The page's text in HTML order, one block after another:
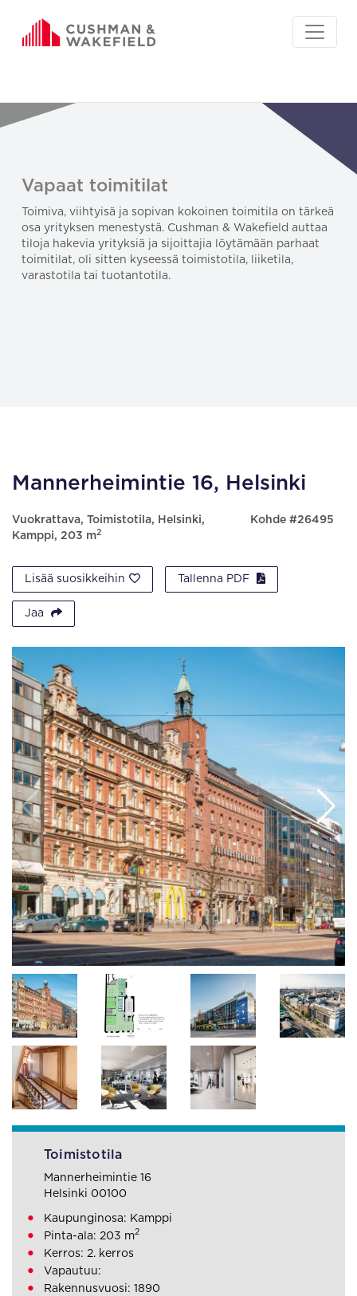
Vapaat toimitilat
Toimiva, viihtyisä ja sopivan kokoinen toimitila on tärkeä
osa yrityksen menestystä. Cushman & Wakefield auttaa
tiloja hakevia yrityksiä ja sijoittajia löytämään parhaat
toimitilat, oli sitten kyseessä toimistotila, liiketila,
varastotila tai tuotantotila.
Mannerheimintie 16, Helsinki
Vuokrattava, Toimistotila, Helsinki,
Kamppi, 203 m2
Kohde #26495
Lisää suosikkeihin Tallenna PDF
Jaa
Toimistotila
Mannerheimintie 16
Helsinki 00100
Kaupunginosa: Kamppi
Pinta-ala: 203 m2
Kerros: 2. kerros
Vapautuu:
Rakennusvuosi: 1890